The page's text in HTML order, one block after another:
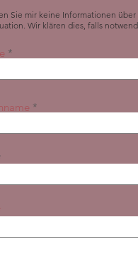
Sie mir keine Informationen
Wir klären dies, falls